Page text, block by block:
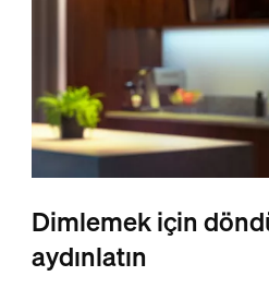
Dimlemek için
aydınlatın